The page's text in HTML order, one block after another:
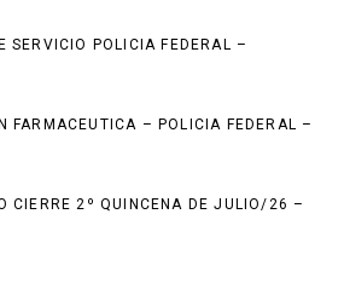
SERVICIO POLICIA FEDERAL –
FARMACEUTICA – POLICIA FEDERAL –
CIERRE 2º QUINCENA DE JULIO/26 –